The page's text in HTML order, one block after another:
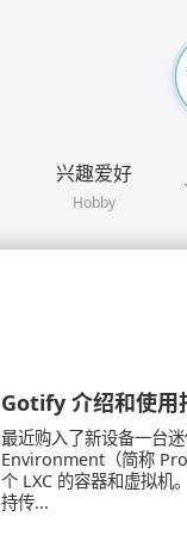
兴趣爱好
Hobby
Gotify 介绍和使用
最近购入了新设备一台
Environment（简称
个 LXC 的容器和虚拟机
持传...